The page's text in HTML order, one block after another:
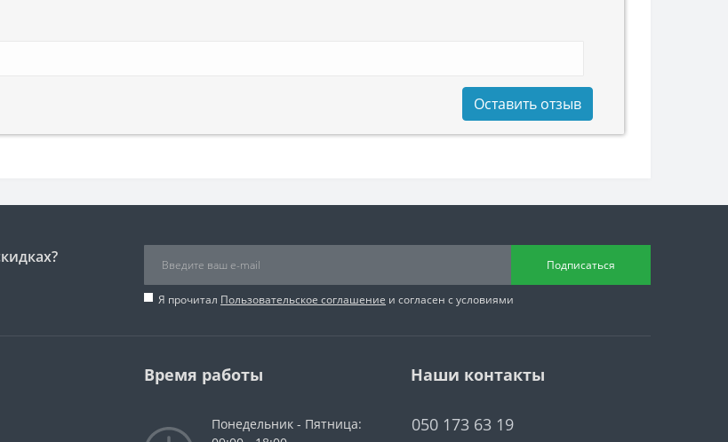
Оставить отзыв
Подписаться
Я прочитал Пользовательское соглашение и согласен с условиями
Время работы
Понедельник - Пятница:
Наши контакты
050 173 63 19